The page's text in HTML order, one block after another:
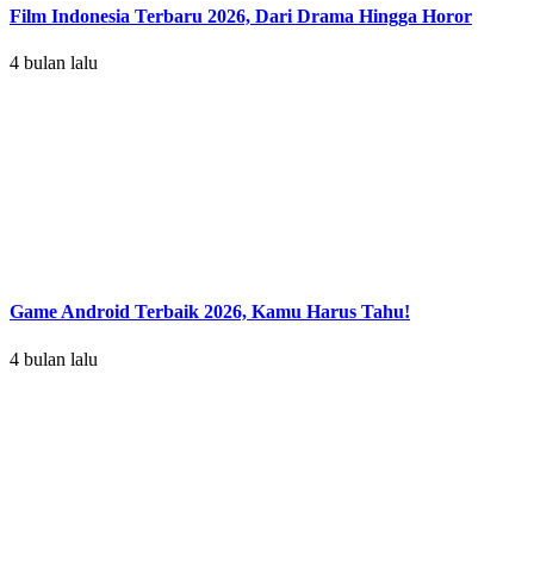
Film Indonesia Terbaru 2026, Dari Drama Hingga Horor
4 bulan lalu
Game Android Terbaik 2026, Kamu Harus Tahu!
4 bulan lalu